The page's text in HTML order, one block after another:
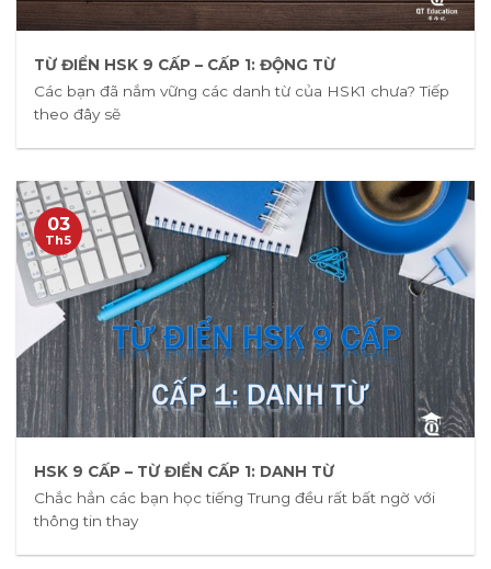
TỪ ĐIỂN HSK 9 CẤP – CẤP 1: ĐỘNG TỪ
Các bạn đã nắm vững các danh từ của HSK1 chưa? Tiếp
theo đây sẽ
HSK 9 CẤP – TỪ ĐIỂN CẤP 1: DANH TỪ
Chắc hẳn các bạn học tiếng Trung đều rất bất ngờ với
thông tin thay
03
Th5